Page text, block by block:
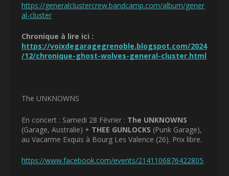
https://generalclustercrew.bandcamp.com/album/gener
al-cluster
Chronique à lire ici :
https://voixdegaragegrenoble.blogspot.com/2024
/12/chronique-ghost-wolves-general-cluster.html
The UNKNOWNS
En concert : Samedi 28 Février : The UNKNOWNS
(Garage, Australie) + THEE GUNLOCKS (Punk Garage),
au Vacarme Exquis à Bourg Les Valence (26). Prix libre.
https://www.facebook.com/events/2141106876422805